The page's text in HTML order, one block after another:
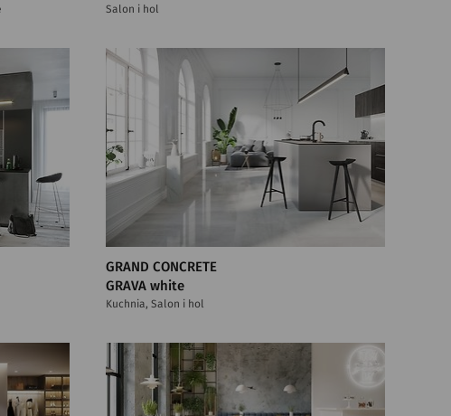
Salon i hol
GRAND CONCRETE
GRAVA white
Kuchnia, Salon i hol